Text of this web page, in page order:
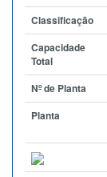
Classificação
Capacidade
Total
Nº de Planta
Planta